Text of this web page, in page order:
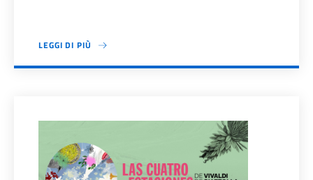
LEGGI DI PIÙ